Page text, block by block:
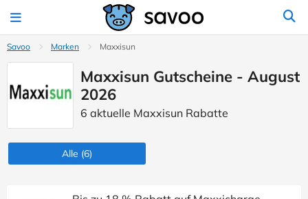
Savoo Marken Maxxisun
Maxxisun Gutscheine - August
2026
6 aktuelle Maxxisun Rabatte
Alle (6)